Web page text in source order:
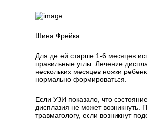
Шина Фрейка
Для детей старше 1-6 месяцев
правильные углы. Лечение
нескольких месяцев ножки
нормально формироваться.
Если УЗИ показало, что
дисплазия не может
травматологу, если возникнут